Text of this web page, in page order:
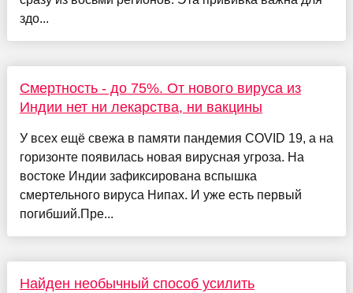
здо...
Смертность - до 75%. От нового вируса из
Индии нет ни лекарства, ни вакцины
У всех ещё свежа в памяти пандемия COVID 19, а на
горизонте появилась новая вирусная угроза. На
востоке Индии зафиксирована вспышка
смертельного вируса Нипах. И уже есть первый
погибший.Пре...
Найден необычный способ усилить